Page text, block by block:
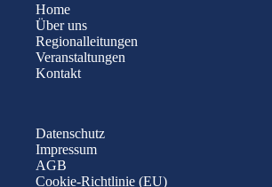
Home
Über uns
Regionalleitungen
Veranstaltungen
Kontakt
Datenschutz
Impressum
AGB
Cookie-Richtlinie (EU)